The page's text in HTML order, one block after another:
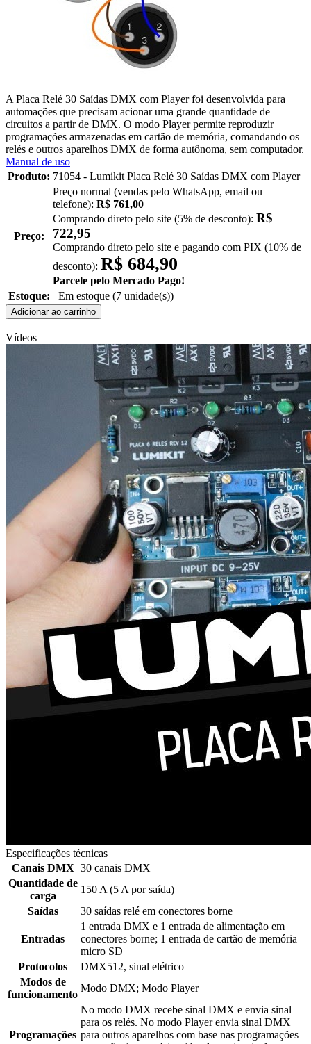
A Placa Relé 30 Saídas DMX com Player foi desenvolvida para
automações que precisam acionar uma grande quantidade de
circuitos a partir de DMX. O modo Player permite reproduzir
programações armazenadas em cartão de memória, comandando os
relés e outros aparelhos DMX de forma autônoma, sem computador.
Manual de uso
Produto: 71054 - Lumikit Placa Relé 30 Saídas DMX com Player
Preço:
Preço normal (vendas pelo WhatsApp, email ou
telefone): R$ 761,00
Comprando direto pelo site (5% de desconto): R$
722,95
Comprando direto pelo site e pagando com PIX (10% de
desconto): R$ 684,90
Parcele pelo Mercado Pago!
Estoque:
Em estoque (7 unidade(s))
Adicionar ao carrinho
Vídeos
Especificações técnicas
Canais DMX 30 canais DMX
Quantidade de
carga
150 A (5 A por saída)
Saídas
30 saídas relé em conectores borne
Entradas
1 entrada DMX e 1 entrada de alimentação em
conectores borne; 1 entrada de cartão de memória
micro SD
Protocolos
DMX512, sinal elétrico
Modos de
funcionamento
Modo DMX; Modo Player
Programações
No modo DMX recebe sinal DMX e envia sinal
para os relés. No modo Player envia sinal DMX
para outros aparelhos com base nas programações